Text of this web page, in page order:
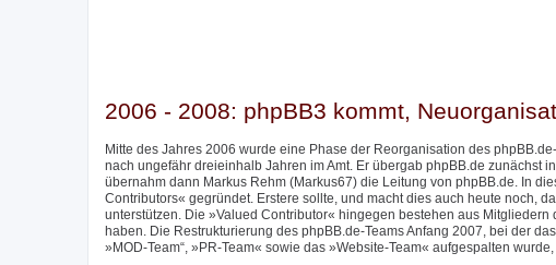
2006 - 2008: phpBB3 kommt,
Mitte des Jahres 2006 wurde eine Phase der Reorganisation des
nach ungefähr dreieinhalb Jahren im Amt. Er übergab phpBB.de
übernahm dann Markus Rehm (Markus67) die Leitung von phpBB.de. In
Contributors« gegründet. Erstere sollte, und macht dies auch heute noch,
unterstützen. Die »Valued Contributor« hingegen bestehen aus
haben. Die Restrukturierung des phpBB.de-Teams Anfang 2007, bei der
»MOD-Team“, »PR-Team« sowie das »Website-Team« aufgespalten